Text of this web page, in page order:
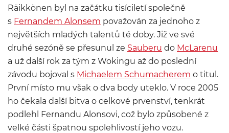
Räikkönen byl na začátku tisíciletí společně
s Fernandem Alonsem považován za jednoho z
největších mladých talentů té doby. Již ve své
druhé sezóně se přesunul ze Sauberu do McLarenu
a už další rok za tým z Wokingu až do poslední
závodu bojoval s Michaelem Schumacherem o titul.
První místo mu však o dva body uteklo. V roce 2005
ho čekala další bitva o celkové prvenství, tenkrát
podlehl Fernandu Alonsovi, což bylo způsobené z
velké části špatnou spolehlivostí jeho vozu.